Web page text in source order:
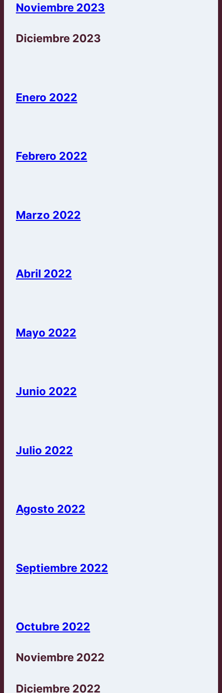
Noviembre 2023
Diciembre 2023
Enero 2022
Febrero 2022
Marzo 2022
Abril 2022
Mayo 2022
Junio 2022
Julio 2022
Agosto 2022
Septiembre 2022
Octubre 2022
Noviembre 2022
Diciembre 2022